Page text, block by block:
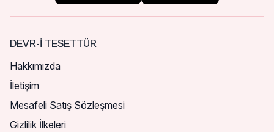
DEVR-I TESETTÜR
Hakkımızda
İletişim
Mesafeli Satış Sözleşmesi
Gizlilik İlkeleri